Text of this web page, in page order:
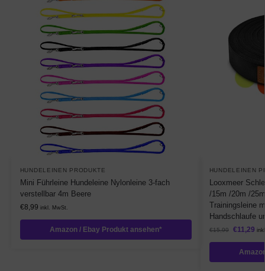
HUNDELEINEN PRODUKTE
Mini Führleine Hundeleine Nylonleine 3-fach
verstellbar 4m Beere
€8,99 inkl. MwSt.
Amazon / Ebay Produkt ansehen*
HUNDELEINEN
Looxmeer
/15m /20m /
Trainingsleine
Handschlaufe
€15,99 €11,29